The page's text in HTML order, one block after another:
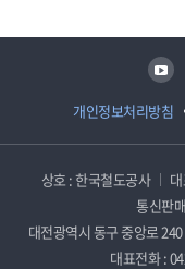
개인정보처리방침
유튜브
상호 : 한국철도공사
통신판
대전광역시 동구 중앙로 240
대표전화 :